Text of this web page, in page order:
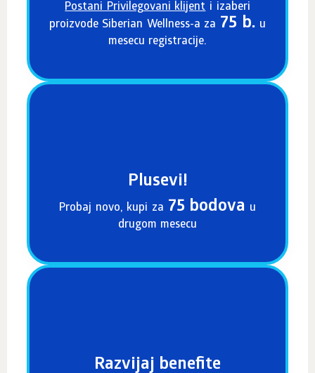
Postani Privilegovani klijenti izaberi
proizvode Siberian Wellness-a za 75 b. u
mesecu registracije.
Plusevi!
Probaj novo, kupi za 75 bodova u
drugom mesecu
Razvijaj benefite